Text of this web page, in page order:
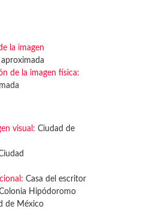
la imagen
de la imagen física:
visual: Ciudad de
Casa del escritor
Hipódoromo
de México